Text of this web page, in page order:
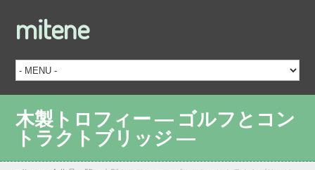
mitene
木製トロフィー ― ゴルフとコン
トラクトブリッジ ―